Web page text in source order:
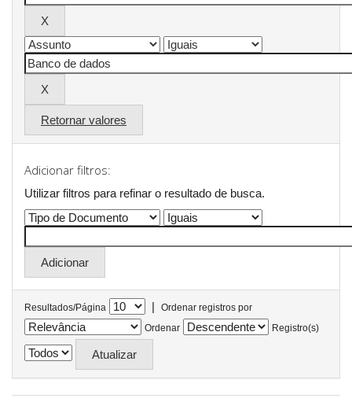
Retornar valores
Adicionar filtros:
Utilizar filtros para refinar o resultado de busca.
Resultados/Página |
Ordenar registros por
Ordenar
Registro(s)